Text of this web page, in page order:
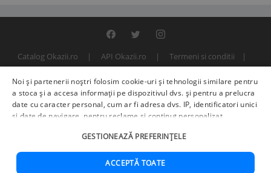
Catalog Okazii.ro API Okazii.ro
Termeni si conditii
© 2000 - 2026 S.C. BITFACTOR S.R.L.
Noi și partenerii noștri folosim cookie-uri și tehnologii similare pentru
a stoca și a accesa informații pe dispozitivul dvs. și pentru a prelucra
date cu caracter personal, cum ar fi adresa dvs. IP, identificatori unici
și date de navigare, pentru reclame și conținut personalizat,
îmbunătățirea serviciilor.Furnizori terți (225)pot, de asemenea,
prelucra datele dvs. în aceste și alte scopuri, inclusiv folosind date
precise de geolocalizare și caracteristici ale dispozitivului. Opțiunile
GESTIONEAZĂ PREFERINȚELE
ACCEPTĂ TOATE